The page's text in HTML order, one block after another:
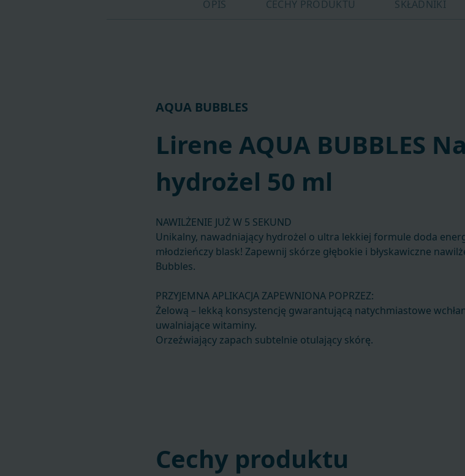
OPIS CECHY PRODUKTU SKŁADNIKI
AQUA BUBBLES
Lirene AQUA BUBBLES
hydrożel 50 ml
NAWILŻENIE JUŻ W 5 SEKUND
Unikalny, nawadniający hydrożel o ultra lekkiej formule doda
młodzieńczy blask! Zapewnij skórze głębokie i błyskawiczne
Bubbles.
PRZYJEMNA APLIKACJA ZAPEWNIONA POPRZEZ:
Żelową – lekką konsystencję gwarantującą natychmiastowe
uwalniające witaminy.
Orzeźwiający zapach subtelnie otulający skórę.
Cechy produktu